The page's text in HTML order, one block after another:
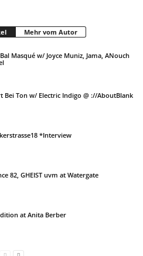
Mehr vom Autor
Masqué w/ Joyce Muniz, Jama, ANouch
Bei Ton w/ Electric Indigo @ ://AboutBlank
*Interview
82, GHEIST uvm at Watergate
at Anita Berber